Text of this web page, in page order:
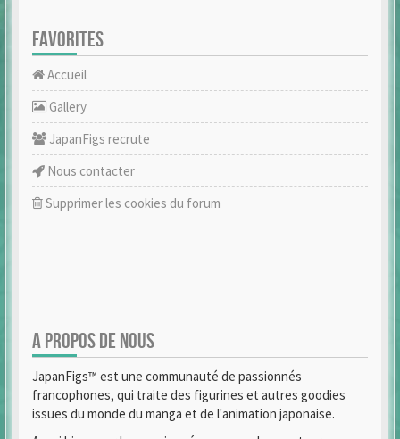
FAVORITES
Accueil
Gallery
JapanFigs recrute
Nous contacter
Supprimer les cookies du forum
A PROPOS DE NOUS
JapanFigs™ est une communauté de passionnés
francophones, qui traite des figurines et autres goodies
issues du monde du manga et de l'animation japonaise.